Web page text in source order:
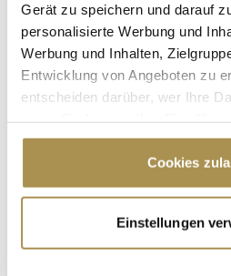
Gerät zu speichern und darauf
personalisierte Werbung und
Werbung und Inhalten,
Entwicklung von Angeboten zu
entscheiden darüber, wer Ihre
Cookie-Erklärung oder durch
Trigger Symbol ändern oder
Informationen über Ihre
erfassen, welche bis auf
Cookies
Einstellungen